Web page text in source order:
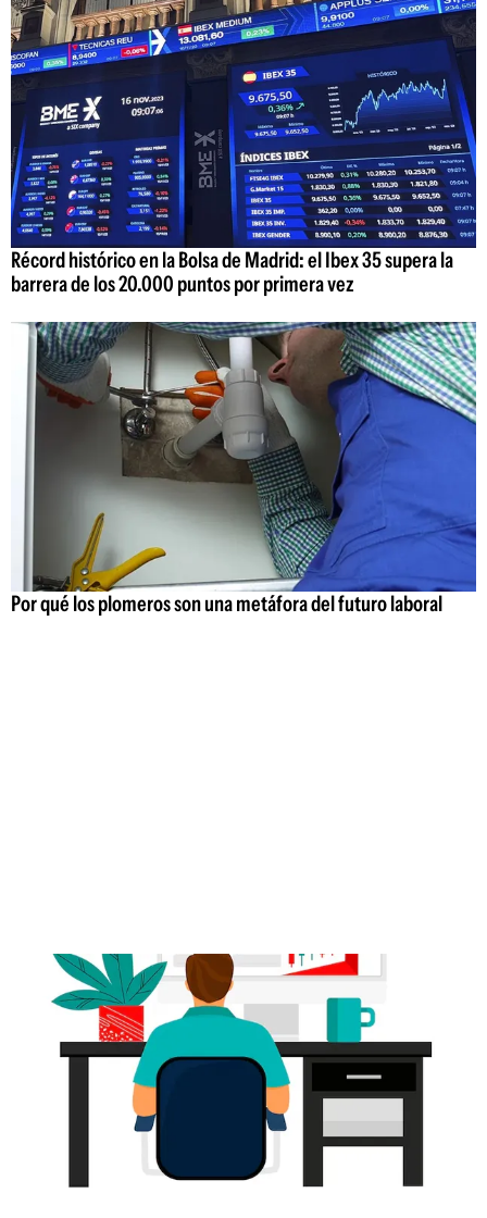
Récord histórico en la Bolsa de Madrid: el Ibex 35 supera la
barrera de los 20.000 puntos por primera vez
Por qué los plomeros son una metáfora del futuro laboral